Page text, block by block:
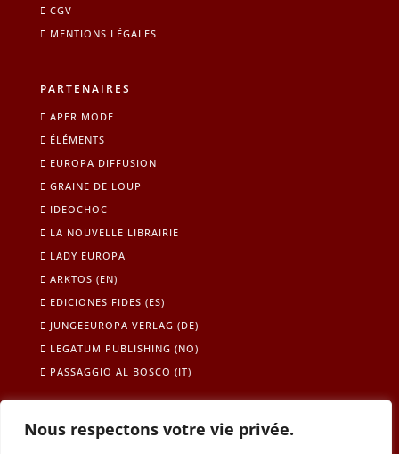
Nous respectons votre vie privée.
CGV
MENTIONS LÉGALES
PARTENAIRES
APER MODE
ÉLÉMENTS
EUROPA DIFFUSION
GRAINE DE LOUP
IDEOCHOC
LA NOUVELLE LIBRAIRIE
LADY EUROPA
ARKTOS (EN)
EDICIONES FIDES (ES)
JUNGEEUROPA VERLAG (DE)
LEGATUM PUBLISHING (NO)
PASSAGGIO AL BOSCO (IT)